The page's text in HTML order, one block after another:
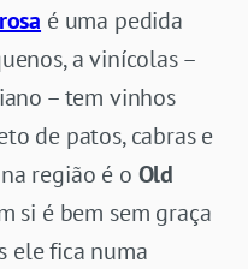
é uma pedida
a vinícolas –
– tem vinhos
de patos, cabras e
região é o Old
si é bem sem graça
ele fica numa